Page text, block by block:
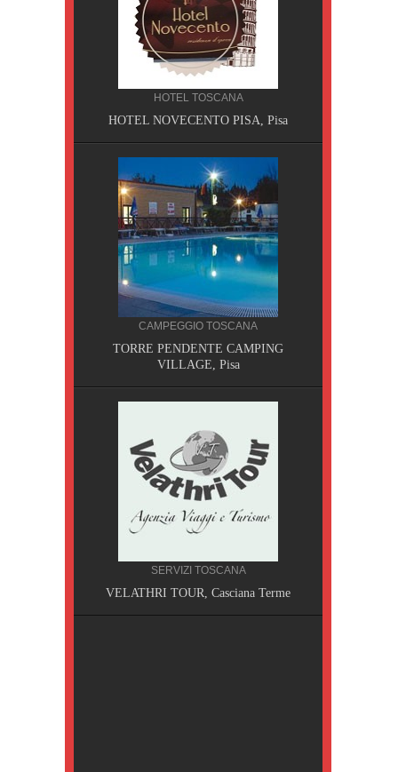
HOTEL TOSCANA
HOTEL NOVECENTO PISA, Pisa
CAMPEGGIO TOSCANA
TORRE PENDENTE CAMPING
VILLAGE, Pisa
SERVIZI TOSCANA
VELATHRI TOUR, Casciana Terme